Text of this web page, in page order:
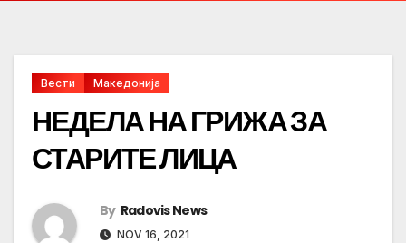
Вести Македонија
НЕДЕЛА НА ГРИЖА ЗА
СТАРИТЕ ЛИЦА
By Radovis News
NOV 16, 2021